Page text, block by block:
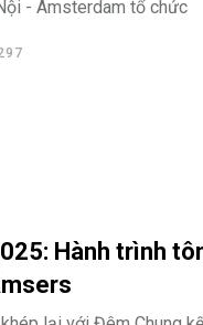
- Amsterdam tổ chức
Hành trình